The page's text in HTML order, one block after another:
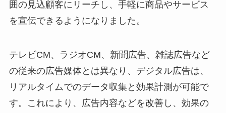
囲の見込顧客にリーチし、手軽に商品やサービス
を宣伝できるようになりました。
テレビCM、ラジオCM、新聞広告、雑誌広告など
の従来の広告媒体とは異なり、デジタル広告は、
リアルタイムでのデータ収集と効果計測が可能で
す。これにより、広告内容などを改善し、効果の